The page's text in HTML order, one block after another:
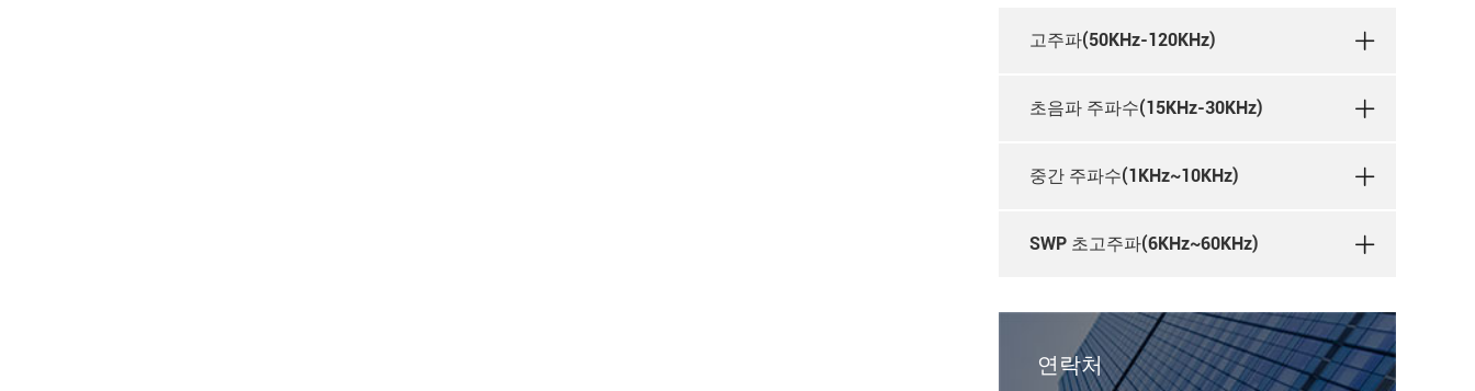
고주파(50KHz-120KHz)
초음파 주파수(15KHz-30KHz)
중간 주파수(1KHz~10KHz)
SWP 초고주파(6KHz~60KHz)
연락처